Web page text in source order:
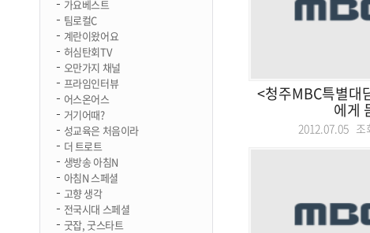
가요베스트
팀로컬C
계란이왔어요
허심탄회TV
오만가지 채널
프라임인터뷰
어스온어스
거기어때?
성교육은 처음이라
더 트로트
생방송 아침N
아침N 스페셜
고향 생각
전국시대 스페셜
굿잡, 굿스타트
<청주MBC특별대
에게
2012.07.05 조